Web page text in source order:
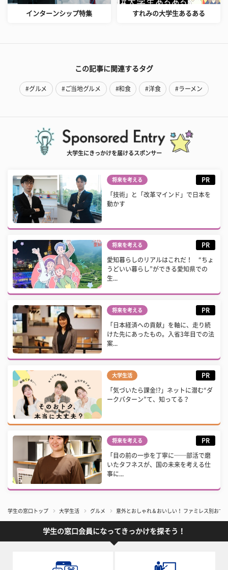
インターンシップ特集 すれみの大学生あるある
この記事に関連するタグ
#グルメ #ご当地グルメ #和食 #洋食 #ラーメン
大学生にきっかけを届けるスポンサー
将来を考える PR
「技術」と「改革マインド」で日本を
動かす
将来を考える PR
愛知暮らしのリアルはこれだ！ “ちょ
うどいい暮らし”ができる愛知県での
生...
将来を考える PR
「日本経済への貢献」を軸に、走り続
けた先にあったもの。入省3年目での法
案...
大学生活 PR
「気づいたら課金!?」ネットに潜む“ダ
ークパターン”て、知ってる？
将来を考える PR
「目の前の一歩を丁寧に──部活で磨
いたタフネスが、国の未来を考える仕
事に...
学生の窓口トップ 大学生活 グルメ 意外とおしゃれ＆おいしい！ ファミレス別おす
学生の窓口会員になってきっかけを探そう！